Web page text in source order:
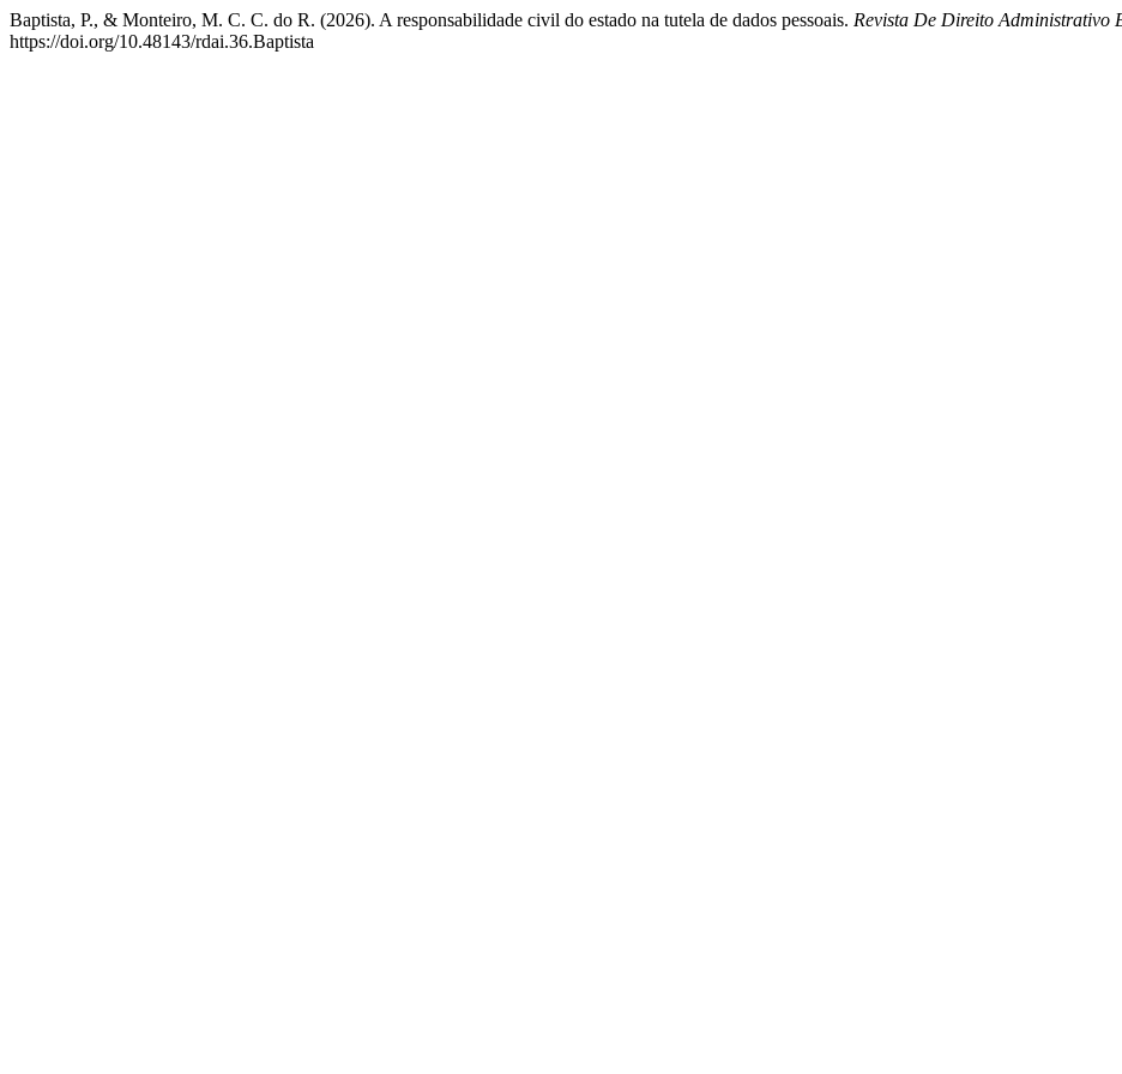
Baptista, P., & Monteiro, M. C. C. do R. (2026). A responsabilidade civil do estado na tutela de dados pessoais. Revista De Direito Administrativo
https://doi.org/10.48143/rdai.36.Baptista